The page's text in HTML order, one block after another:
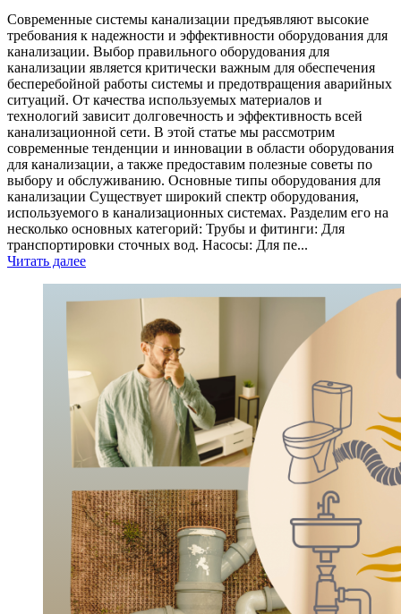
Современные системы канализации предъявляют высокие
требования к надежности и эффективности оборудования для
канализации. Выбор правильного оборудования для
канализации является критически важным для обеспечения
бесперебойной работы системы и предотвращения аварийных
ситуаций. От качества используемых материалов и
технологий зависит долговечность и эффективность всей
канализационной сети. В этой статье мы рассмотрим
современные тенденции и инновации в области оборудования
для канализации, а также предоставим полезные советы по
выбору и обслуживанию. Основные типы оборудования для
канализации Существует широкий спектр оборудования,
используемого в канализационных системах. Разделим его на
несколько основных категорий: Трубы и фитинги: Для
транспортировки сточных вод. Насосы: Для пе...
Читать далее